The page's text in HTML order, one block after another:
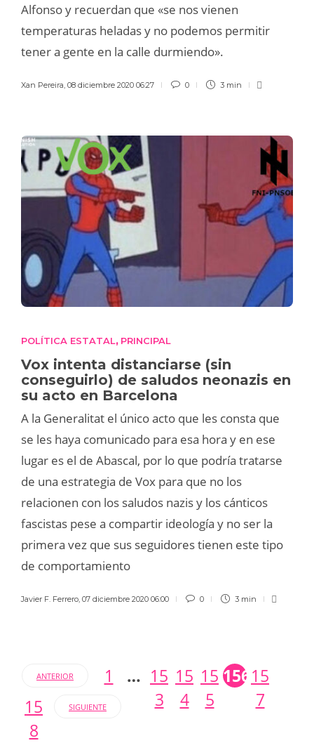
Alfonso y recuerdan que «se nos vienen
temperaturas heladas y no podemos permitir
tener a gente en la calle durmiendo».
Xan Pereira, 08 diciembre 2020 06:27 0 3 min
POLÍTICA ESTATAL, PRINCIPAL
Vox intenta distanciarse (sin
conseguirlo) de saludos neonazis en
su acto en Barcelona
A la Generalitat el único acto que les consta que
se les haya comunicado para esa hora y en ese
lugar es el de Abascal, por lo que podría tratarse
de una estrategia de Vox para que no los
relacionen con los saludos nazis y los cánticos
fascistas pese a compartir ideología y no ser la
primera vez que sus seguidores tienen este tipo
de comportamiento
Javier F. Ferrero, 07 diciembre 2020 06:00 0 3 min
ANTERIOR 1 … 15
3
15
4
15
5
156 15
7
15
8
SIGUIENTE